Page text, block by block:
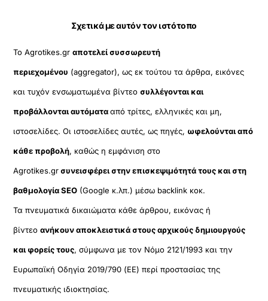
Σχετικά με αυτόν τον ιστότοπο
Το Agrotikes.grαποτελεί συσσωρευτή
περιεχομένου (aggregator), ως εκ τούτου τα άρθρα, εικόνες
και τυχόν ενσωματωμένα βίντεοσυλλέγονται και
προβάλλονται αυτόματααπό τρίτες, ελληνικές και μη,
ιστοσελίδες. Οι ιστοσελίδες αυτές, ως πηγές, ωφελούνται από
κάθε προβολή, καθώς η εμφάνιση στο
Agrotikes.grσυνεισφέρει στην επισκεψιμότητά τους και στη
βαθμολογία SEO (Google κ.λπ.) μέσω backlink κοκ.
Τα πνευματικά δικαιώματα κάθε άρθρου, εικόνας ή
βίντεοανήκουν αποκλειστικά στους αρχικούς δημιουργούς
και φορείς τους, σύμφωνα με τον Νόμο 2121/1993 και την
Ευρωπαϊκή Οδηγία 2019/790 (ΕΕ) περί προστασίας της
πνευματικής ιδιοκτησίας.